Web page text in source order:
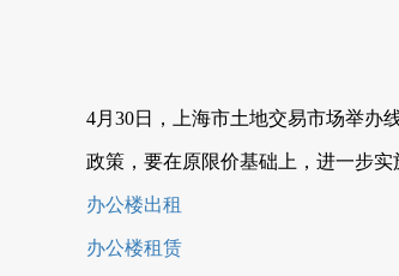
4月30日，上海市土地交易市场举办
政策，要在原限价基础上，进一步实
办公楼出租
办公楼租赁